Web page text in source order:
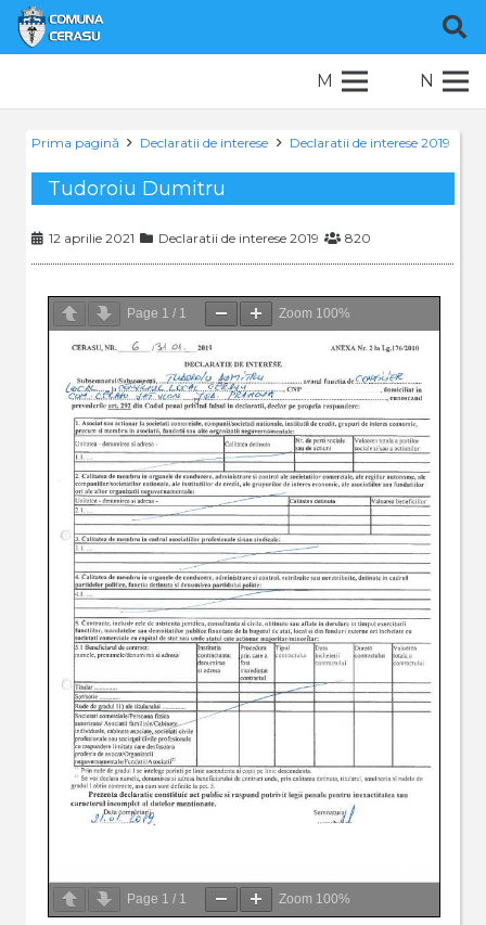
M N
Prima pagină Declaratii de interese Declaratii de interese 2019
Tudoroiu Dumitru
12 aprilie 2021 Declaratii de interese 2019 820
Page 1 / 1 Zoom 100%
Page 1 / 1 Zoom 100%